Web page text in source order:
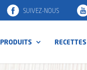
SUIVEZ-NOUS
PRODUITS RECETTES